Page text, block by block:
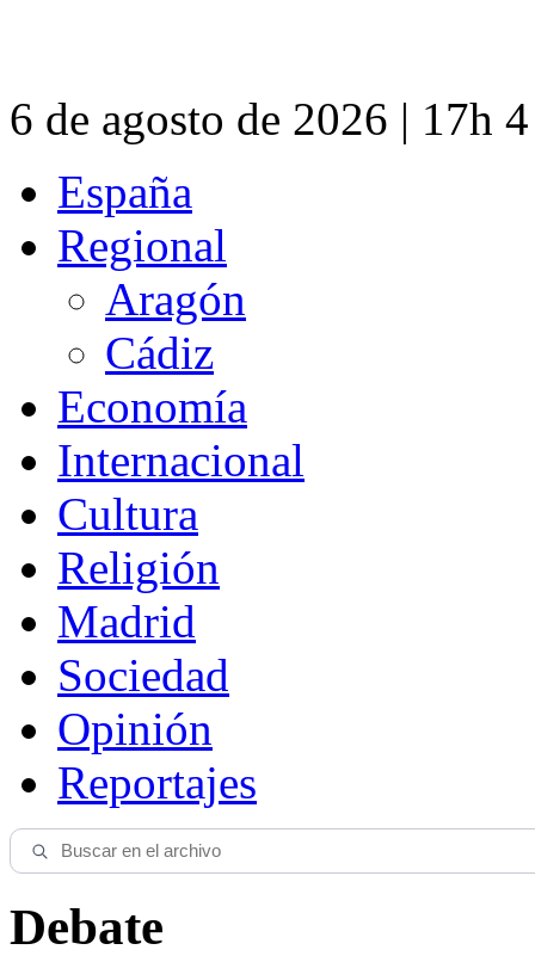
6 de agosto de 2026 | 17h
España
Regional
Aragón
Cádiz
Economía
Internacional
Cultura
Religión
Madrid
Sociedad
Opinión
Reportajes
Debate